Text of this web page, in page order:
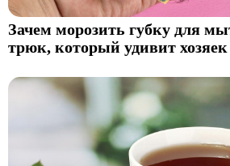
Зачем морозить губку для
трюк, который удивит хозяек